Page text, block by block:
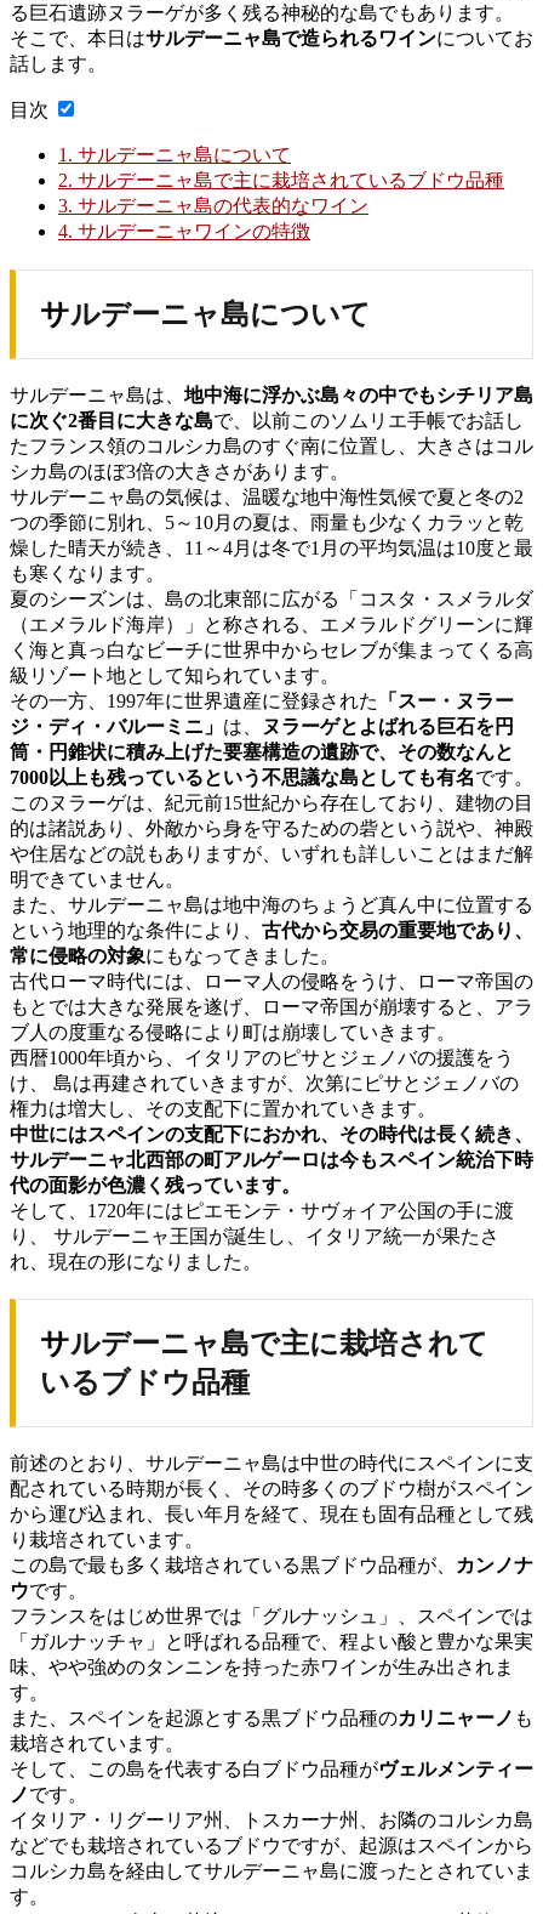
る巨石遺跡ヌラーゲが多く残る神秘的な島でもあります。
そこで、本日はサルデーニャ島で造られるワインについてお
話します。
目次
1. サルデーニャ島について
2. サルデーニャ島で主に栽培されているブドウ品種
3. サルデーニャ島の代表的なワイン
4. サルデーニャワインの特徴
サルデーニャ島について
サルデーニャ島は、 地中海に浮かぶ島々の中でもシチリア島
に次ぐ2番目に大きな島で、以前このソムリエ手帳でお話し
たフランス領のコルシカ島のすぐ南に位置し、大きさはコル
シカ島のほぼ3倍の大きさがあります。
サルデーニャ島の気候は、温暖な地中海性気候で夏と冬の2
つの季節に別れ、5～10月の夏は、雨量も少なくカラッと乾
燥した晴天が続き、11～4月は冬で1月の平均気温は10度と最
も寒くなります。
夏のシーズンは、島の北東部に広がる「コスタ・スメラルダ
（エメラルド海岸）」と称される、エメラルドグリーンに輝
く海と真っ白なビーチに世界中からセレブが集まってくる高
級リゾート地として知られています。
その一方、1997年に世界遺産に登録された
「スー・ヌラー
ジ・ディ・バルーミニ」 は、
ヌラーゲとよばれる巨石を円
筒・円錐状に積み上げた要塞構造の遺跡で、 その数なんと
7000以上も残っているという不思議な島としても有名です。
このヌラーゲは、紀元前15世紀から存在しており、建物の目
的は諸説あり、外敵から身を守るための砦という説や、神殿
や住居などの説もありますが、いずれも詳しいことはまだ解
明できていません。
また、サルデーニャ島は地中海のちょうど真ん中に位置する
という地理的な条件により、 古代から交易の重要地であり、
常に侵略の対象にもなってきました。
古代ローマ時代には、ローマ人の侵略をうけ、ローマ帝国の
もとでは大きな発展を遂げ、ローマ帝国が崩壊すると、アラ
ブ人の度重なる侵略により町は崩壊していきます。
西暦1000年頃から、イタリアのピサとジェノバの援護をう
け、 島は再建されていきますが、次第にピサとジェノバの
権力は増大し、その支配下に置かれていきます。
中世にはスペインの支配下におかれ、その時代は長く続き、
サルデーニャ北西部の町アルゲーロは今もスペイン統治下時
代の面影が色濃く残っています。
そして、1720年にはピエモンテ・サヴォイア公国の手に渡
り、 サルデーニャ王国が誕生し、イタリア統一が果たさ
れ、現在の形になりました。
サルデーニャ島で主に栽培されて
いるブドウ品種
前述のとおり、サルデーニャ島は中世の時代にスペインに支
配されている時期が長く、その時多くのブドウ樹がスペイン
から運び込まれ、長い年月を経て、現在も固有品種として残
り栽培されています。
この島で最も多く栽培されている黒ブドウ品種が、
カンノナ
ウです。
フランスをはじめ世界では「グルナッシュ」、スペインでは
「ガルナッチャ」と呼ばれる品種で、程よい酸と豊かな果実
味、やや強めのタンニンを持った赤ワインが生み出されま
す。
また、スペインを起源とする黒ブドウ品種のカリニャーノ も
栽培されています。
そして、この島を代表する白ブドウ品種がヴェルメンティー
ノです。
イタリア・リグーリア州、トスカーナ州、お隣のコルシカ島
などでも栽培されているブドウですが、起源はスペインから
コルシカ島を経由してサルデーニャ島に渡ったとされていま
す。